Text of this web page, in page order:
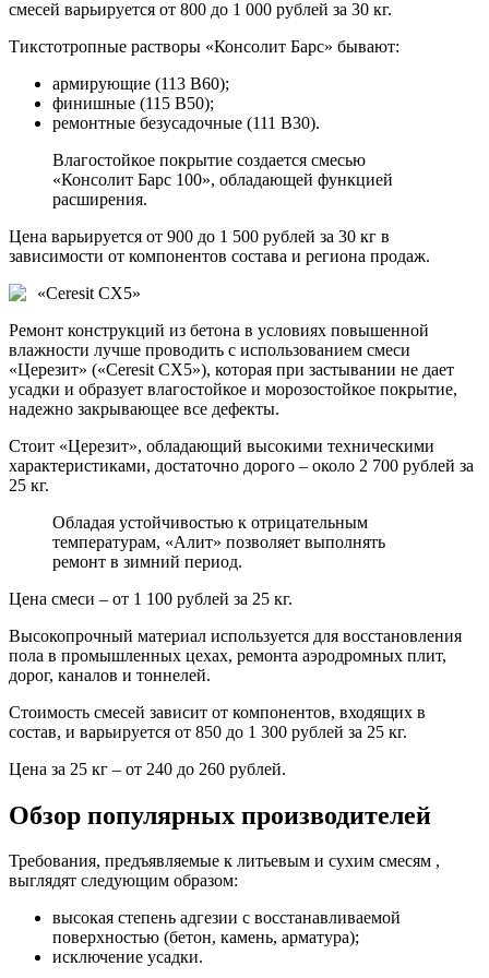
смесей варьируется от 800 до 1 000 рублей за 30 кг.
Тикстотропные растворы «Консолит Барс» бывают:
армирующие (113 В60);
финишные (115 В50);
ремонтные безусадочные (111 В30).
Влагостойкое покрытие создается смесью
«Консолит Барс 100», обладающей функцией
расширения.
Цена варьируется от 900 до 1 500 рублей за 30 кг в
зависимости от компонентов состава и региона продаж.
«Ceresit CX5»
Ремонт конструкций из бетона в условиях повышенной
влажности лучше проводить с использованием смеси
«Церезит» («Ceresit CX5»), которая при застывании не дает
усадки и образует влагостойкое и морозостойкое покрытие,
надежно закрывающее все дефекты.
Стоит «Церезит», обладающий высокими техническими
характеристиками, достаточно дорого – около 2 700 рублей за
25 кг.
Обладая устойчивостью к отрицательным
температурам, «Алит» позволяет выполнять
ремонт в зимний период.
Цена смеси – от 1 100 рублей за 25 кг.
Высокопрочный материал используется для восстановления
пола в промышленных цехах, ремонта аэродромных плит,
дорог, каналов и тоннелей.
Стоимость смесей зависит от компонентов, входящих в
состав, и варьируется от 850 до 1 300 рублей за 25 кг.
Цена за 25 кг – от 240 до 260 рублей.
Обзор популярных производителей
Требования, предъявляемые к литьевым и сухим смесям ,
выглядят следующим образом:
высокая степень адгезии с восстанавливаемой
поверхностью (бетон, камень, арматура);
исключение усадки.